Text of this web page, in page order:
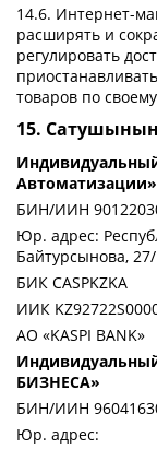
14.6. Интернет-
расширять и
регулировать
товаров по
15.
Автоматизации»
БИН/ИИН
Юр. адрес:
Байтурсынова, 27/
БИК CASPKZKA
ИИК
АО «KASPI BANK»
БИЗНЕСА»
БИН/ИИН
Юр. адрес: